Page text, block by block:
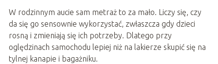
W rodzinnym aucie sam metraż to za mało. Liczy się, czy
da się go sensownie wykorzystać, zwłaszcza gdy dzieci
rosną i zmieniają się ich potrzeby. Dlatego przy
oględzinach samochodu lepiej niż na lakierze skupić się na
tylnej kanapie i bagażniku.